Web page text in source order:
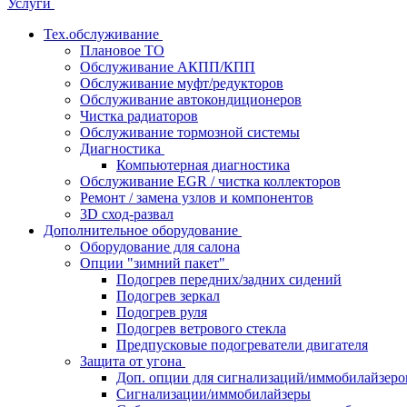
Услуги
Тех.обслуживание
Плановое ТО
Обслуживание АКПП/КПП
Обслуживание муфт/редукторов
Обслуживание автокондиционеров
Чистка радиаторов
Обслуживание тормозной системы
Диагностика
Компьютерная диагностика
Обслуживание EGR / чистка коллекторов
Ремонт / замена узлов и компонентов
3D сход-развал
Дополнительное оборудование
Оборудование для салона
Опции "зимний пакет"
Подогрев передних/задних сидений
Подогрев зеркал
Подогрев руля
Подогрев ветрового стекла
Предпусковые подогреватели двигателя
Защита от угона
Доп. опции для сигнализаций/
Сигнализации/иммобилайзеры